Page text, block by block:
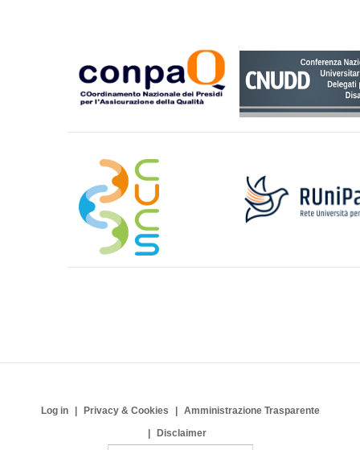
Log in Privacy & Cookies
Amministrazione Trasparente
Disclaimer